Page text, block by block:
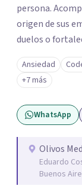
persona.
origen de sus
duelos o
una vida más
a mirar hacia
sentimos.
Ansiedad
+7 más
WhatsApp
Olivos
Eduardo
Buenos